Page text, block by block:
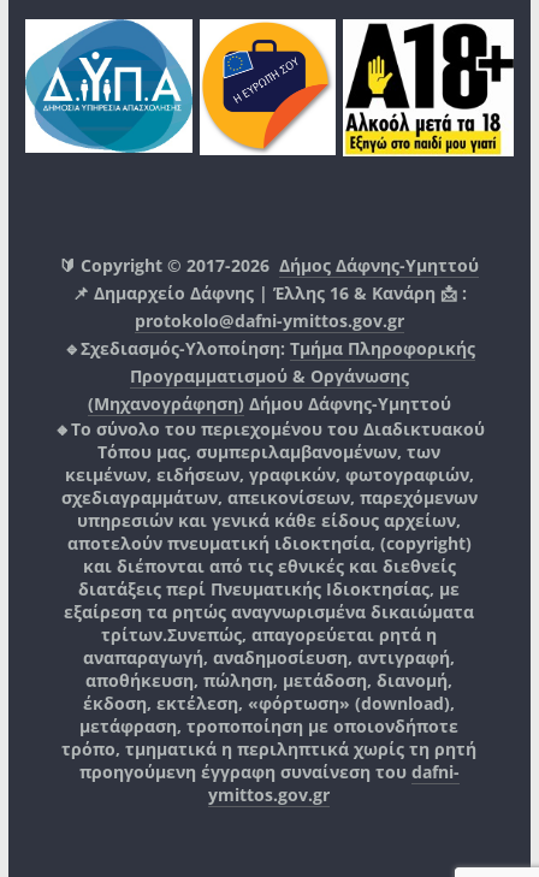
🔰 Copyright © 2017-2026Δήμος Δάφνης-Υμηττού
📌 Δημαρχείο Δάφνης | Έλλης 16 & Κανάρη 📩 :
protokolo@dafni-ymittos.gov.gr
🔹Σχεδιασμός-Υλοποίηση: Τμήμα Πληροφορικής
Προγραμματισμού & Οργάνωσης
(Μηχανογράφηση) Δήμου Δάφνης-Υμηττού
🔸Το σύνολο του περιεχομένου του Διαδικτυακού
Τόπου μας, συμπεριλαμβανομένων, των
κειμένων, ειδήσεων, γραφικών, φωτογραφιών,
σχεδιαγραμμάτων, απεικονίσεων, παρεχόμενων
υπηρεσιών και γενικά κάθε είδους αρχείων,
αποτελούν πνευματική ιδιοκτησία, (copyright)
και διέπονται από τις εθνικές και διεθνείς
διατάξεις περί Πνευματικής Ιδιοκτησίας, με
εξαίρεση τα ρητώς αναγνωρισμένα δικαιώματα
τρίτων.Συνεπώς, απαγορεύεται ρητά η
αναπαραγωγή, αναδημοσίευση, αντιγραφή,
αποθήκευση, πώληση, μετάδοση, διανομή,
έκδοση, εκτέλεση, «φόρτωση» (download),
μετάφραση, τροποποίηση με οποιονδήποτε
τρόπο, τμηματικά η περιληπτικά χωρίς τη ρητή
προηγούμενη έγγραφη συναίνεση του dafni-
ymittos.gov.gr